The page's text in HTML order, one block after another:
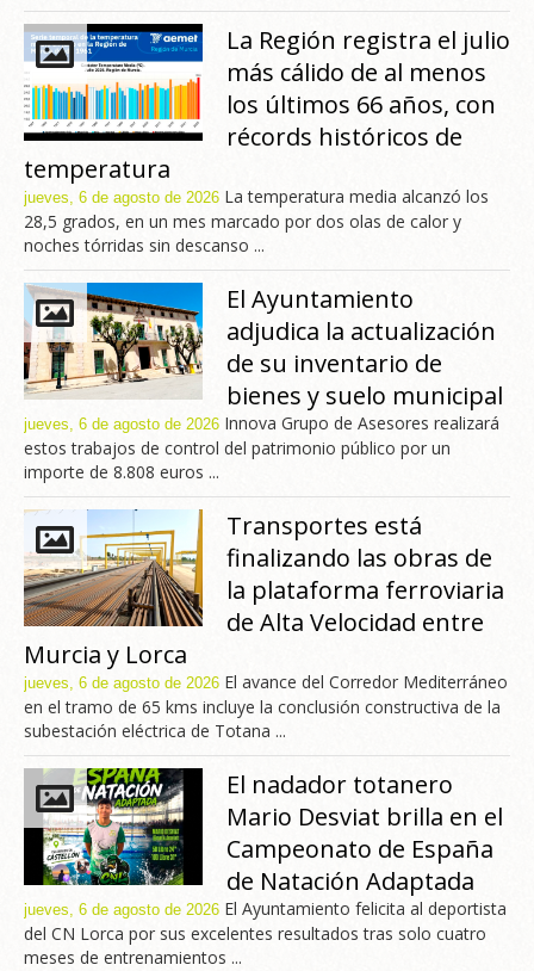
La Región registra el julio
más cálido de al menos
los últimos 66 años, con
récords históricos de
temperatura
jueves, 6 de agosto de 2026 La temperatura media alcanzó los
28,5 grados, en un mes marcado por dos olas de calor y
noches tórridas sin descanso ...
El Ayuntamiento
adjudica la actualización
de su inventario de
bienes y suelo municipal
jueves, 6 de agosto de 2026 Innova Grupo de Asesores realizará
estos trabajos de control del patrimonio público por un
importe de 8.808 euros ...
Transportes está
finalizando las obras de
la plataforma ferroviaria
de Alta Velocidad entre
Murcia y Lorca
jueves, 6 de agosto de 2026 El avance del Corredor Mediterráneo
en el tramo de 65 kms incluye la conclusión constructiva de la
subestación eléctrica de Totana ...
El nadador totanero
Mario Desviat brilla en el
Campeonato de España
de Natación Adaptada
jueves, 6 de agosto de 2026 El Ayuntamiento felicita al deportista
del CN Lorca por sus excelentes resultados tras solo cuatro
meses de entrenamientos ...